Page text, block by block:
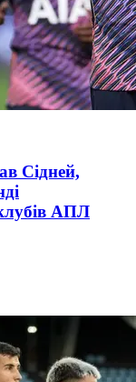
Сідней,
АПЛ